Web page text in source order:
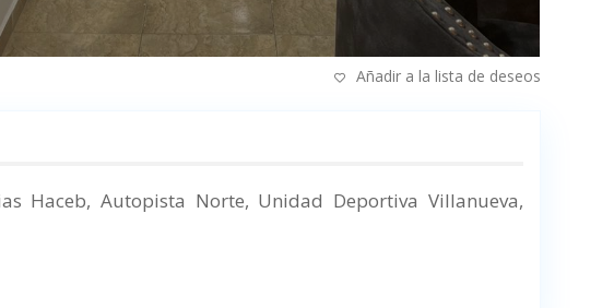
Añadir a la lista de deseos
Haceb, Autopista Norte, Unidad Deportiva Villanueva,